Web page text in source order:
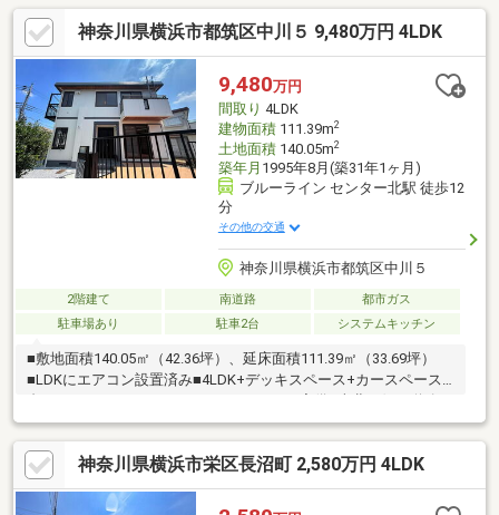
南側に明るいお庭スペースも♪駐輪スペースもございます建物
151.19㎡、4LDK＋書斎間接照明がお洒落なリビングです！主寝
室、リビングに造付け収納付書斎にも造付けのデスク＆収納付浴
室広々1.25坪1階窓は電動シャッター付広々ルーフバルコニーも魅
力■週末オープンハウス開催中■是非、ご見学にお越し下さい！
神奈川県横浜市都筑区中川５ 9,480万円 4LDK
9,480万円
間取り 4LDK
建物面積111.39m2
土地面積140.05m2
築年月 1995年8月(築31年1ヶ月)
ブルーライン センター北駅 徒歩12
分
その他の交通
神奈川県横浜市都筑区中川５
2階建て 南道路
都市ガス
駐車場あり
駐車2台 システムキッチン
■敷地面積140.05㎡（42.36坪）、延床面積111.39㎡（33.69坪）
■LDKにエアコン設置済み■4LDK+デッキスペース+カースペース2
あり開放感のある立地■横浜市営地下鉄ブルーライン、グリーン
ライン「センター北」駅徒歩12分■横浜市営地下鉄ブルーライン
「中川」駅徒歩14分■駅前には商業施設多数あり■閑静な住宅街■
軽量鉄骨造2階建て、1997年8月築■都筑小学校が近く、子育てに
も安心な住環境※現況と図面が異なる場合は現況を優先します
神奈川県横浜市栄区長沼町 2,580万円 4LDK